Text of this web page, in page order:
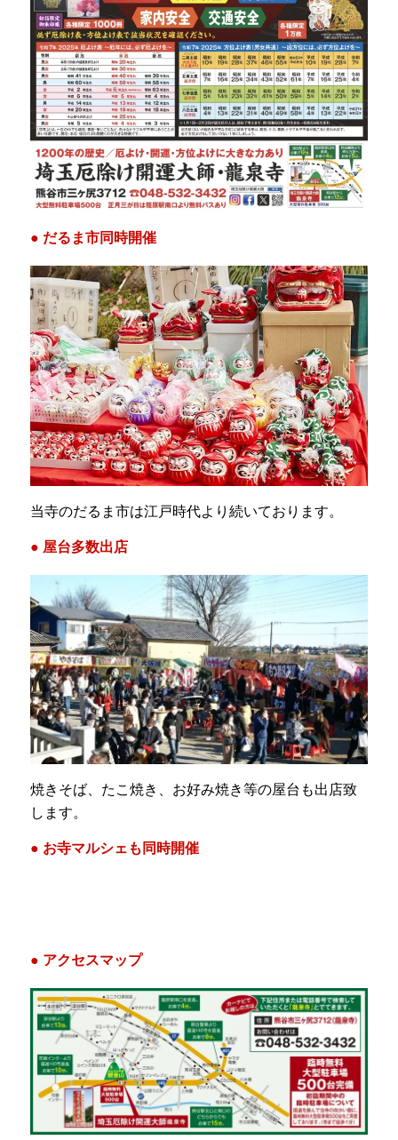
● だるま市同時開催
当寺のだるま市は江戸時代より続いております。
● 屋台多数出店
焼きそば、たこ焼き、お好み焼き等の屋台も出店致
します。
● お寺マルシェも同時開催
● アクセスマップ